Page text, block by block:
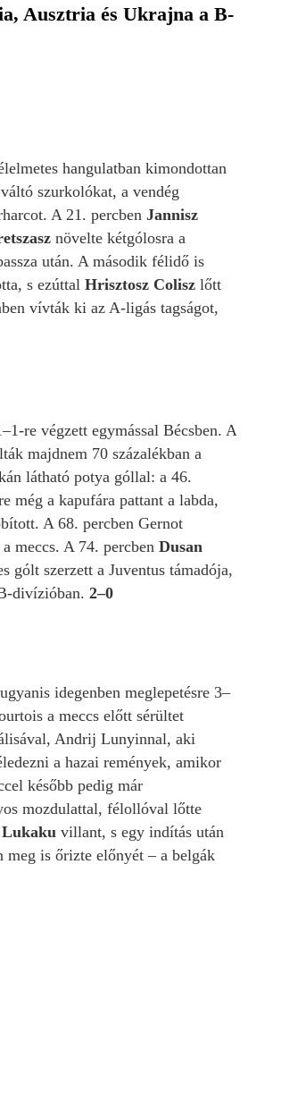
Ausztria és Ukrajna a B-
hangulatban kimondottan
szurkolókat, a vendég
A 21. percben Jannisz
növelte kétgólosra a
után. A második félidő is
s ezúttal Hrisztosz Coliszlőtt
vívták ki az A-ligás tagságot,
re végzett egymással Bécsben. A
majdnem 70 százalékban a
látható potya góllal: a 46.
még a kapufára pattant a labda,
A 68. percben Gernot
meccs. A 74. percben Dusan
gólt szerzett a Juventus támadója,
divízióban. 2–0
idegenben meglepetésre 3–
a meccs előtt sérültet
Andrij Lunyinnal, aki
a hazai remények, amikor
később pedig már
mozdulattal, félollóval lőtte
Lukaku villant, s egy indítás után
meg is őrizte előnyét – a belgák